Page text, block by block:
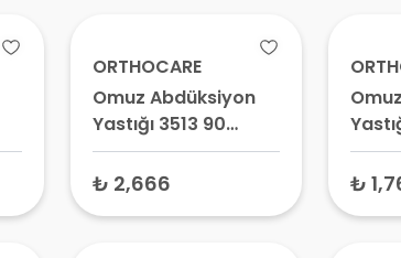
ORTHOCARE
Omuz Abdüksiyon
Yastığı 3513 90
Derece
₺ 2,666 ₺